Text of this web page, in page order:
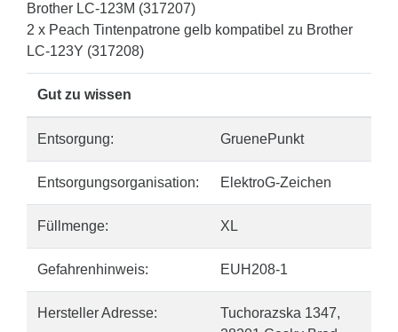
Brother LC-123M (317207)
2 x Peach Tintenpatrone gelb kompatibel zu Brother
LC-123Y (317208)
Gut zu wissen
Entsorgung: GruenePunkt
Entsorgungsorganisation: ElektroG-Zeichen
Füllmenge: XL
Gefahrenhinweis: EUH208-1
Hersteller Adresse:
Tuchorazska 1347,